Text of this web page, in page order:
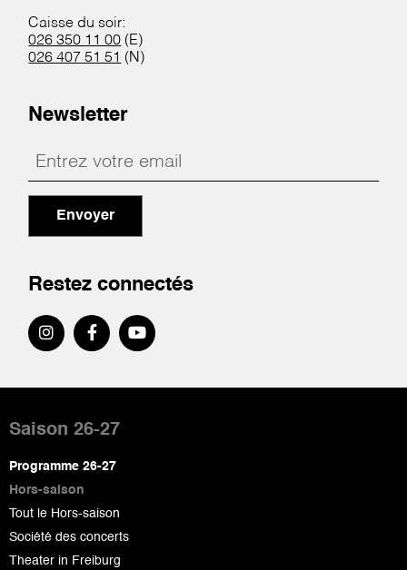
Caisse du soir:
026 350 11 00 (E)
026 407 51 51 (N)
Newsletter
Envoyer
Restez connectés
de
page
Saison 26-27
Programme 26-27
Hors-saison
Tout le Hors-saison
Société des concerts
Theater in Freiburg